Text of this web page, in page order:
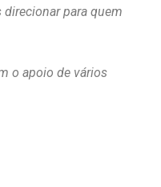
para quem
o apoio de vários